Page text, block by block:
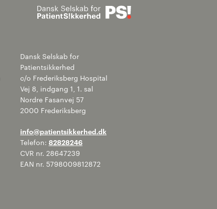
Søg
Dansk Selskab for
Patientsikkerhed
c/o Frederiksberg Hospital
Vej 8, indgang 1, 1. sal
Nordre Fasanvej 57
2000 Frederiksberg
info@patientsikkerhed.dk
Telefon: 82828246
CVR nr. 28647239
EAN nr. 5798009812872